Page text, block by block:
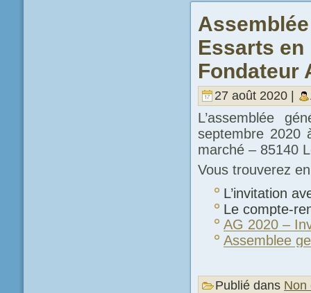
Essarts en
Fondateur
27 août 2020 |
L’assemblée
septembre 2020
marché – 85140
Vous trouverez
L’invitation
Le compte-
AG 2020 –
Assemblee
Publié dans Non